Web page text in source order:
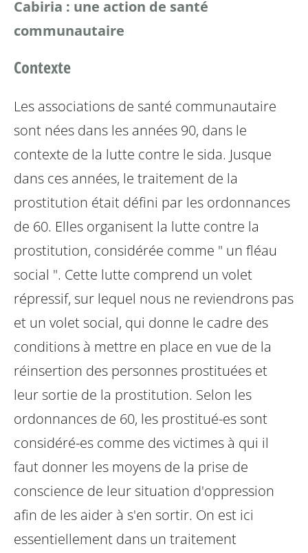
Cabiria : une action de santé
communautaire
Contexte
Les associations de santé communautaire
sont nées dans les années 90, dans le
contexte de la lutte contre le sida. Jusque
dans ces années, le traitement de la
prostitution était défini par les ordonnances
de 60. Elles organisent la lutte contre la
prostitution, considérée comme " un fléau
social ". Cette lutte comprend un volet
répressif, sur lequel nous ne reviendrons pas
et un volet social, qui donne le cadre des
conditions à mettre en place en vue de la
réinsertion des personnes prostituées et
leur sortie de la prostitution. Selon les
ordonnances de 60, les prostitué-es sont
considéré-es comme des victimes à qui il
faut donner les moyens de la prise de
conscience de leur situation d'oppression
afin de les aider à s'en sortir. On est ici
essentiellement dans un traitement